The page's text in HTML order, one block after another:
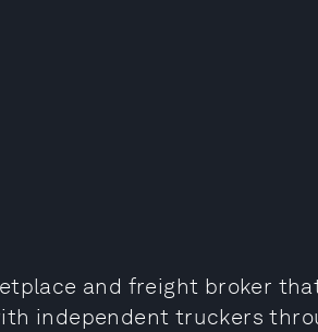
and freight broker
independent truckers